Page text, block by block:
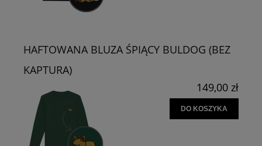
HAFTOWANA BLUZA ŚPIĄCY BULDOG (BEZ
KAPTURA)
149,00 zł
DO KOSZYKA